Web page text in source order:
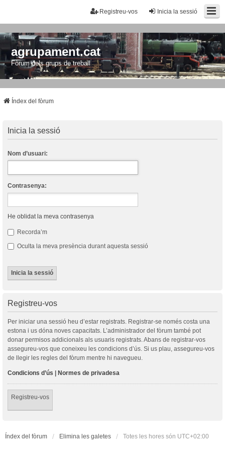
Inicia la sessió
Registreu-vos
agrupament.cat
Fòrum dels grups de treball
Índex del fòrum
Inicia la sessió
Nom d’usuari:
Contrasenya:
He oblidat la meva contrasenya
Recorda’m
Oculta la meva presència durant aquesta sessió
Registreu-vos
Per iniciar una sessió heu d’estar registrats. Registrar-se només costa una
estona i us dóna noves capacitats. L’administrador del fòrum també pot
donar permisos addicionals als usuaris registrats. Abans de registrar-vos
assegureu-vos que coneixeu les condicions d’ús. Si us plau, assegureu-vos
de llegir les regles del fòrum mentre hi navegueu.
Condicions d’ús | Normes de privadesa
Registreu-vos
Índex del fòrum Elimina les galetes Totes les hores són UTC+02:00